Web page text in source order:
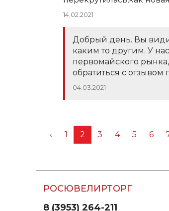
14.02.2021
Добрый день. Вы
каким то другим. У
первомайского
обратиться с отзывом
04.03.2021
‹ 1 2 3 4 5 6
РОСЮВЕЛИРТОРГ
8 (3953) 264-211